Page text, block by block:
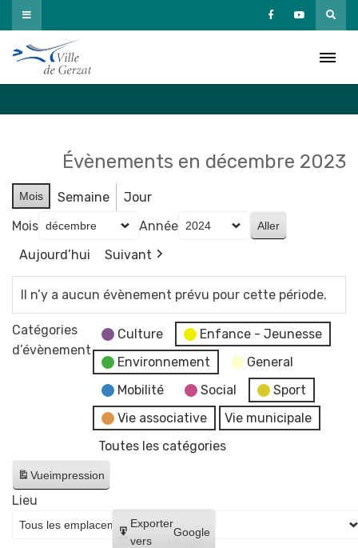
Passer
au
contenu
Évènements en décembre 2023
Mois Semaine
Jour
Mois
Année
Aujourd’hui
Suivant
Il n’y a aucun évènement prévu pour cette période.
Catégories
d’évènement
Culture
Enfance - Jeunesse
Environnement
General
Mobilité
Social
Sport
Vie associative
Vie municipale
Toutes les catégories
Vueimpression
Créer
un
Google
Exporter
vers
Google
Lieu